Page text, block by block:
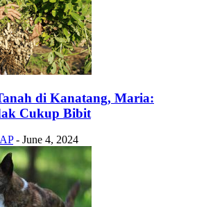
di Kanatang, Maria:
Cukup Bibit
- June 4, 2024